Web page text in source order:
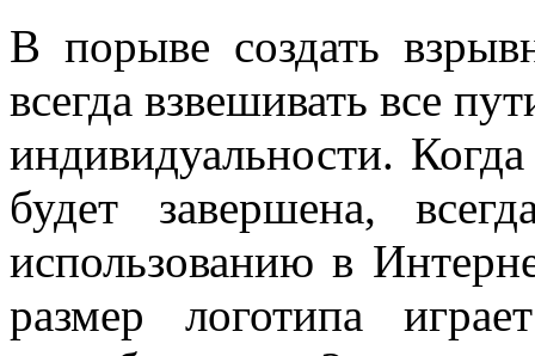
В порыве создать
всегда взвешивать все
индивидуальности.
будет завершена,
использованию в
размер логотипа